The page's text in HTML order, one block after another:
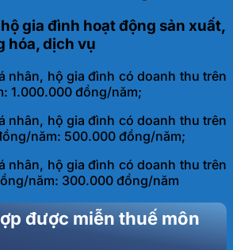
gia đình hoạt động sản xuất,
hóa, dịch vụ
nhân, hộ gia đình có doanh thu trên
1.000.000 đồng/năm;
nhân, hộ gia đình có doanh thu trên
năm: 500.000 đồng/năm;
nhân, hộ gia đình có doanh thu trên
năm: 300.000 đồng/năm
được miễn thuế môn